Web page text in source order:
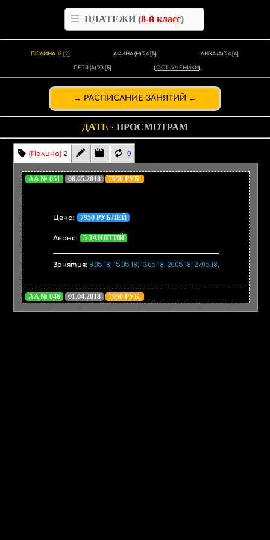
ПЛАТЕЖИ (8-й класс)
ПОЛИНА '18 [2] АФИНА (Н) '24 [5] ЛИЗА (А) '24 [4]
ПЕТЯ (А) '23 [5] ОСТ. УЧЕНИКИ
РАСПИСАНИЕ ЗАНЯТИЙ
ДАТЕ · ПРОСМОТРАМ
(Полина) 2 0
AA № 051 08.05.2018 7950 РУБ.
Цена: 7950 РУБЛЕЙ
Аванс: 5 ЗАНЯТИЙ
Занятия: 8.05.18; 15.05.18; 13.05.18; 20.05.18; 27.05.18;
AA № 046 01.04.2018 7950 РУБ.